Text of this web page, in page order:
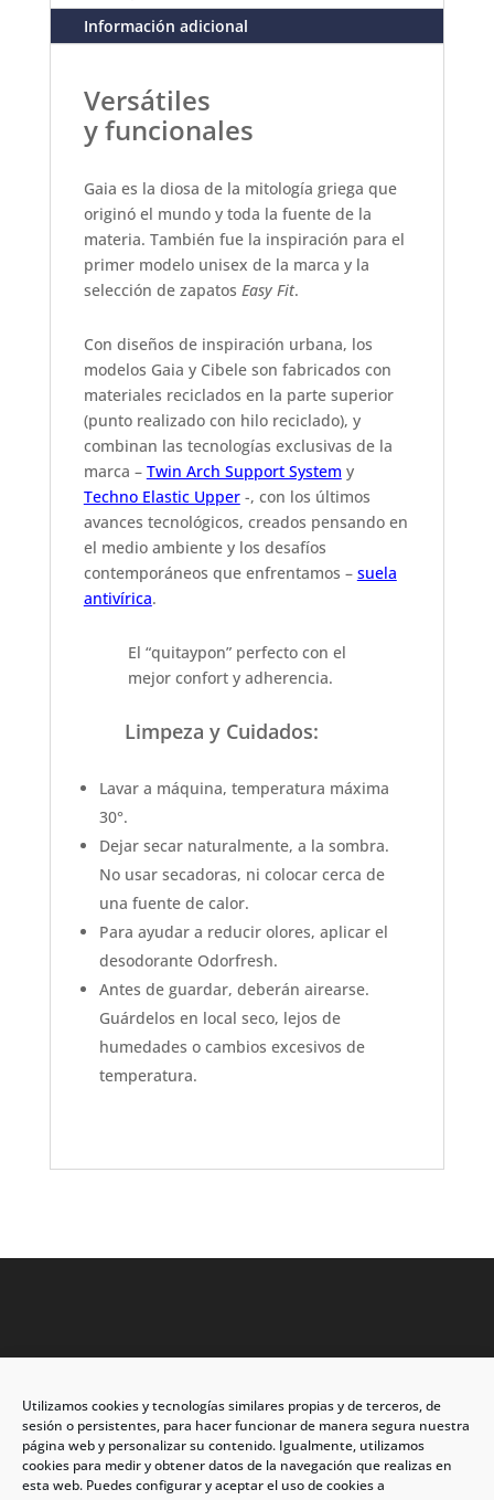
Utilizamos cookies y tecnologías similares propias y de terceros, de
sesión o persistentes, para hacer funcionar de manera segura nuestra
página web y personalizar su contenido. Igualmente, utilizamos
cookies para medir y obtener datos de la navegación que realizas en
esta web. Puedes configurar y aceptar el uso de cookies a
Información adicional
Versátiles
y funcionales
Gaia es la diosa de la mitología griega que
originó el mundo y toda la fuente de la
materia. También fue la inspiración para el
primer modelo unisex de la marca y la
selección de zapatos Easy Fit.
Con diseños de inspiración urbana, los
modelos Gaia y Cibele son fabricados con
materiales reciclados en la parte superior
(punto realizado con hilo reciclado), y
combinan las tecnologías exclusivas de la
marca – Twin Arch Support System y
Techno Elastic Upper-, con los últimos
avances tecnológicos, creados pensando en
el medio ambiente y los desafíos
contemporáneos que enfrentamos – suela
antivírica.
El “quitaypon” perfecto con el
mejor confort y adherencia.
Limpeza y Cuidados:
Lavar a máquina, temperatura máxima
30°.
Dejar secar naturalmente, a la sombra.
No usar secadoras, ni colocar cerca de
una fuente de calor.
Para ayudar a reducir olores, aplicar el
desodorante Odorfresh.
Antes de guardar, deberán airearse.
Guárdelos en local seco, lejos de
humedades o cambios excesivos de
temperatura.
Dirección: C/Eleuterio Quintanilla nº67 – Esq. Río de
Oro
CP: 33209, Gijón – Asturias